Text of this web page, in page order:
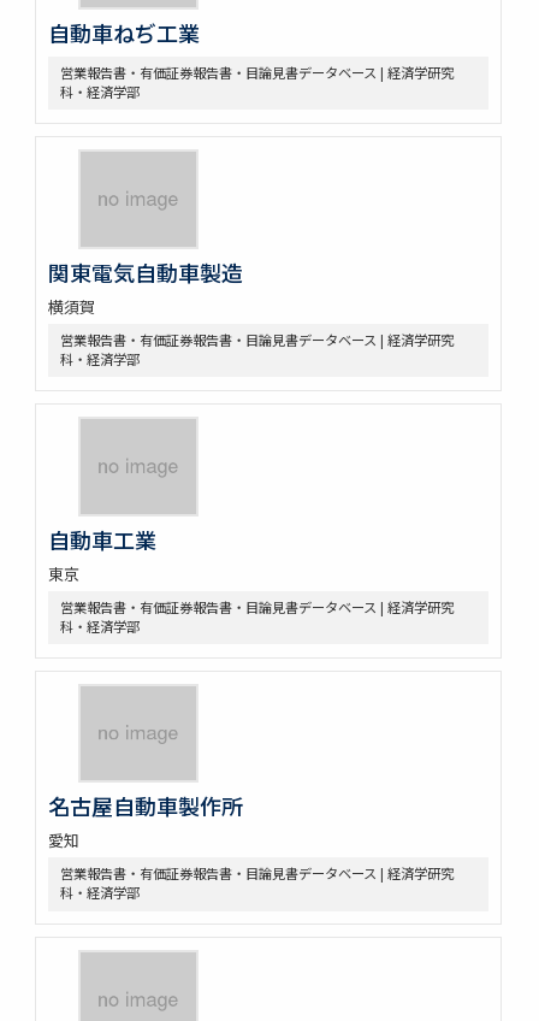
自動車ねぢ工業
営業報告書・有価証券報告書・目論見書データベース | 経済学研究
科・経済学部
関東電気自動車製造
横須賀
営業報告書・有価証券報告書・目論見書データベース | 経済学研究
科・経済学部
自動車工業
東京
営業報告書・有価証券報告書・目論見書データベース | 経済学研究
科・経済学部
名古屋自動車製作所
愛知
営業報告書・有価証券報告書・目論見書データベース | 経済学研究
科・経済学部